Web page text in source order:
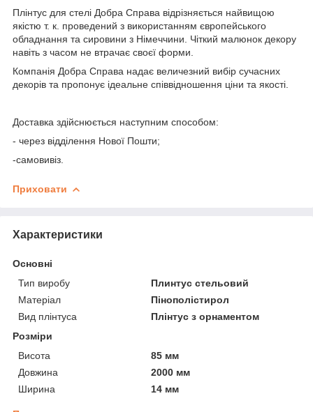
Плінтус для стелі Добра Справа відрізняється найвищою
якістю т. к. проведений з використанням європейського
обладнання та сировини з Німеччини. Чіткий малюнок декору
навіть з часом не втрачає своєї форми.
Компанія Добра Справа надає величезний вибір сучасних
декорів та пропонує ідеальне співвідношення ціни та якості.
Доставка здійснюється наступним способом:
- через відділення Нової Пошти;
-самовивіз.
Приховати
Характеристики
Основні
Тип виробу
Плинтус стельовий
Матеріал
Пінополістирол
Вид плінтуса
Плінтус з орнаментом
Розміри
Висота
85 мм
Довжина
2000 мм
Ширина
14 мм